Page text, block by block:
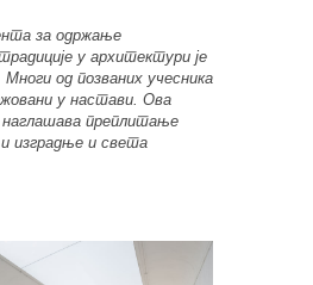
за одржање
у архитектури је
од позваних учесника
у настави. Ова
преплитање
изградње и света